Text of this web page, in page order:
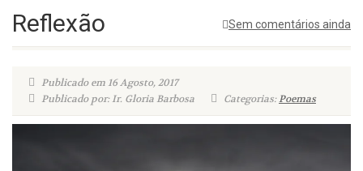
Sem comentários ainda
Reflexão
Publicado em 16 Agosto, 2017
Publicado por: Ir. Gloria Barbosa
Categorias:Poemas